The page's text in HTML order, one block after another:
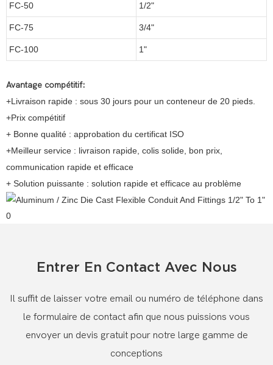
FC-50 1/2"
FC-75 3/4"
FC-100 1"
Avantage compétitif:
+Livraison rapide : sous 30 jours pour un conteneur de 20 pieds.
+Prix compétitif
+ Bonne qualité : approbation du certificat ISO
+Meilleur service : livraison rapide, colis solide, bon prix,
communication rapide et efficace
+ Solution puissante : solution rapide et efficace au problème
Entrer En Contact Avec Nous
Il suffit de laisser votre email ou numéro de téléphone dans
le formulaire de contact afin que nous puissions vous
envoyer un devis gratuit pour notre large gamme de
conceptions